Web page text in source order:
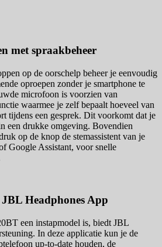
met spraakbeheer
op de oorschelp beheer je eenvoudig
oproepen zonder je smartphone te
microfoon is voorzien van
waarmee je zelf bepaalt hoeveel van
tijdens een gesprek. Dit voorkomt dat je
een drukke omgeving. Bovendien
op de knop de stemassistent van je
Google Assistant, voor snelle
Headphones App
een instapmodel is, biedt JBL
In deze applicatie kun je de
up-to-date houden, de